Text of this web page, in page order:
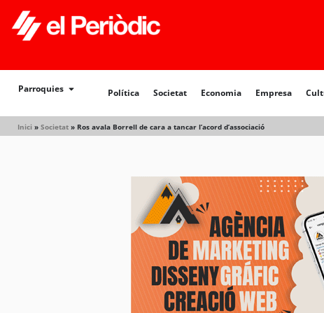
Parroquies Política Societat Economia Empresa
Inici » Societat » Ros avala Borrell de cara a tancar l’acord d’associació
Política Societat